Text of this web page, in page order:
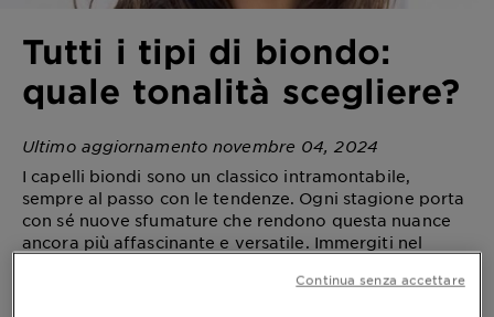
Tutti i tipi di biondo:
quale tonalità scegliere?
Ultimo aggiornamento novembre 04, 2024
I capelli biondi sono un classico intramontabile,
sempre al passo con le tendenze. Ogni stagione porta
con sé nuove sfumature che rendono questa nuance
ancora più affascinante e versatile. Immergiti nel
nostri consigli per trovare quella che riflette al meglio
Continua senza accettare